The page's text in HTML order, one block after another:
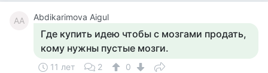
AA Abdikarimova Aigul
Где купить идею чтобы с мозгами продать,
кому нужны пустые мозги.
11 лет 2
0